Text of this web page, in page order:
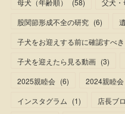
股関節形成不全の研究 (6)
子犬をお迎えする前に確認すべき
子犬を迎えたら見る動画 (3)
2025親睦会 (6) 2024親睦会
インスタグラム (1) 店長ブ